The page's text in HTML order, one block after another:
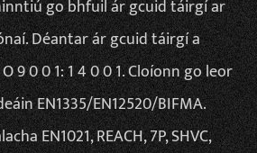
go bhfuil ár gcuid táirgí ar
Déantar ár gcuid táirgí a
9 0 0 1: 1 4 0 0 1. Cloíonn go leor
EN1335/EN12520/BIFMA.
EN1021, REACH, 7P, SHVC,